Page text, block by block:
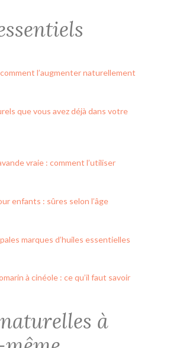
l’augmenter naturellement
que vous avez déjà dans votre
vraie : comment l’utiliser
enfants : sûres selon l’âge
marques d’huiles essentielles
à cinéole : ce qu’il faut savoir
à